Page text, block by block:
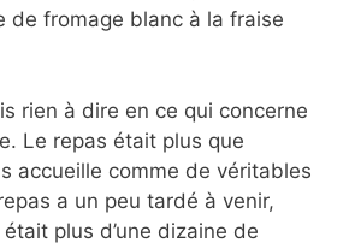
de fromage blanc à la fraise
rien à dire en ce qui concerne
Le repas était plus que
accueille comme de véritables
a un peu tardé à venir,
plus d’une dizaine de